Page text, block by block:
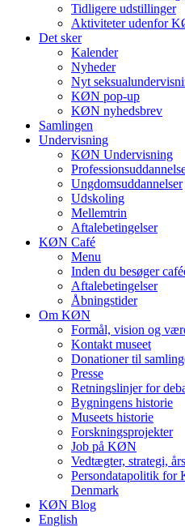
Tidligere udstillinger
Aktiviteter udenfor
Det sker
Kalender
Nyheder
Nyt
KØN pop-up
KØN nyhedsbrev
Samlingen
Undervisning
KØN Undervisning
Ungdomsuddannelser
Udskoling
Mellemtrin
Aftalebetingelser
KØN Café
Menu
Inden du besøger
Aftalebetingelser
Åbningstider
Om KØN
Formål, vision og
Kontakt museet
Donationer til
Presse
Retningslinjer for
Bygningens historie
Museets historie
Forskningsprojekter
Job på KØN
Vedtægter, strategi,
Persondatapolitik for
Denmark
KØN Blog
English